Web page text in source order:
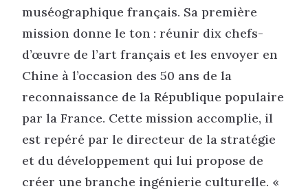
muséographique français. Sa première
mission donne le ton : réunir dix chefs-
d’œuvre de l’art français et les envoyer en
Chine à l’occasion des 50 ans de la
reconnaissance de la République populaire
par la France. Cette mission accomplie, il
est repéré par le directeur de la stratégie
et du développement qui lui propose de
créer une branche ingénierie culturelle. «